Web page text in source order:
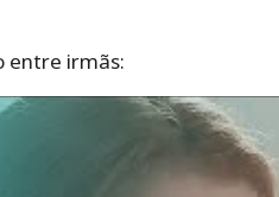
entre irmãs: